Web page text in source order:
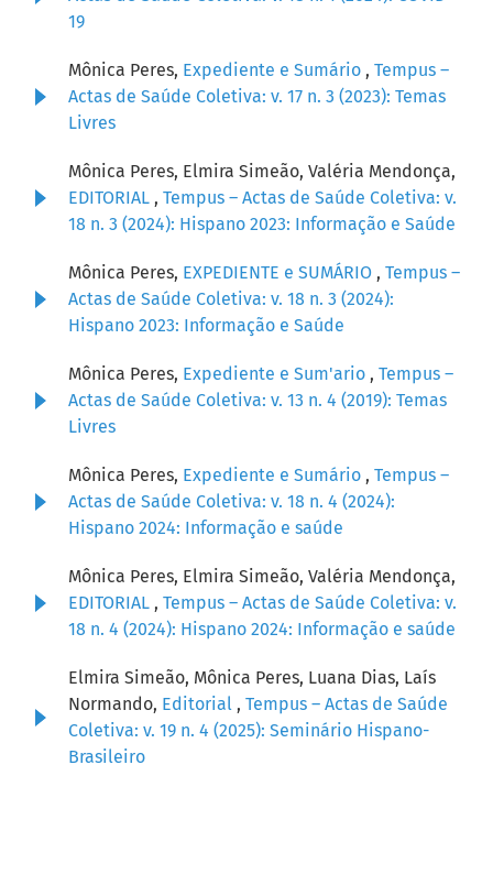
19
Mônica Peres, Expediente e Sumário , Tempus –
Actas de Saúde Coletiva: v. 17 n. 3 (2023): Temas
Livres
Mônica Peres, Elmira Simeão, Valéria Mendonça,
EDITORIAL , Tempus – Actas de Saúde Coletiva: v.
18 n. 3 (2024): Hispano 2023: Informação e Saúde
Mônica Peres, EXPEDIENTE e SUMÁRIO , Tempus –
Actas de Saúde Coletiva: v. 18 n. 3 (2024):
Hispano 2023: Informação e Saúde
Mônica Peres, Expediente e Sum'ario , Tempus –
Actas de Saúde Coletiva: v. 13 n. 4 (2019): Temas
Livres
Mônica Peres, Expediente e Sumário , Tempus –
Actas de Saúde Coletiva: v. 18 n. 4 (2024):
Hispano 2024: Informação e saúde
Mônica Peres, Elmira Simeão, Valéria Mendonça,
EDITORIAL , Tempus – Actas de Saúde Coletiva: v.
18 n. 4 (2024): Hispano 2024: Informação e saúde
Elmira Simeão, Mônica Peres, Luana Dias, Laís
Normando, Editorial , Tempus – Actas de Saúde
Coletiva: v. 19 n. 4 (2025): Seminário Hispano-
Brasileiro